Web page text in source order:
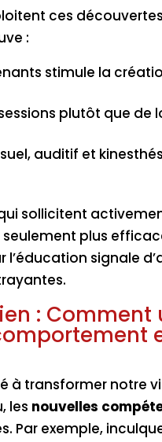
ces
:
stimule la
plutôt que de
auditif et
sollicitent
plus
l’éducation signale
: Comment
à transformer notre
les nouvelles
Par exemple,